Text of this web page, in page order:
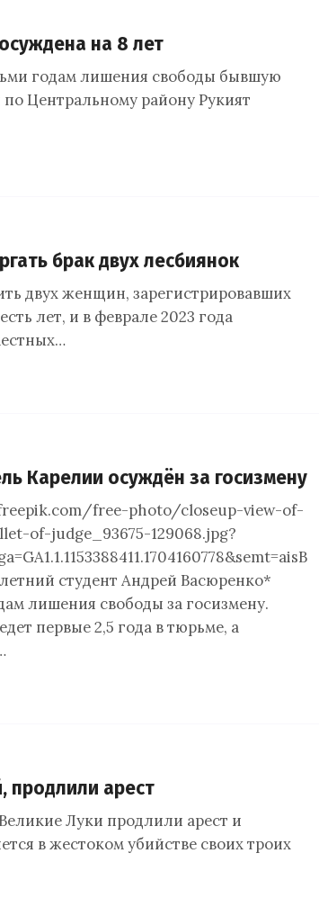
на 8 лет
годам лишения свободы бывшую
Центральному району Рукият
брак двух лесбиянок
двух женщин, зарегистрировавших
лет, и в феврале 2023 года
Карелии осуждён за госизмену
free-photo/closeup-view-of-
of-judge_93675-129068.jpg?
студент Андрей Васюренко*
лишения свободы за госизмену.
первые 2,5 года в тюрьме, а
продлили арест
Луки продлили арест и
в жестоком убийстве своих троих